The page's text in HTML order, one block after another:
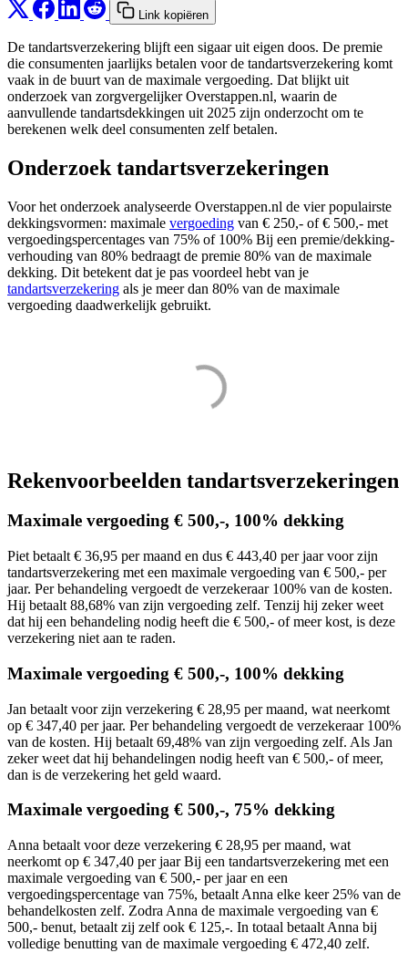
Link kopiëren
De tandartsverzekering blijft een sigaar uit eigen doos. De premie
die consumenten jaarlijks betalen voor de tandartsverzekering komt
vaak in de buurt van de maximale vergoeding. Dat blijkt uit
onderzoek van zorgvergelijker Overstappen.nl, waarin de
aanvullende tandartsdekkingen uit 2025 zijn onderzocht om te
berekenen welk deel consumenten zelf betalen.
Onderzoek tandartsverzekeringen
Voor het onderzoek analyseerde Overstappen.nl de vier populairste
dekkingsvormen: maximale vergoeding van € 250,- of € 500,- met
vergoedingspercentages van 75% of 100% Bij een premie/dekking-
verhouding van 80% bedraagt de premie 80% van de maximale
dekking. Dit betekent dat je pas voordeel hebt van je
tandartsverzekering als je meer dan 80% van de maximale
vergoeding daadwerkelijk gebruikt.
Rekenvoorbeelden tandartsverzekeringen
Maximale vergoeding € 500,-, 100% dekking
Piet betaalt € 36,95 per maand en dus € 443,40 per jaar voor zijn
tandartsverzekering met een maximale vergoeding van € 500,- per
jaar. Per behandeling vergoedt de verzekeraar 100% van de kosten.
Hij betaalt 88,68% van zijn vergoeding zelf. Tenzij hij zeker weet
dat hij een behandeling nodig heeft die € 500,- of meer kost, is deze
verzekering niet aan te raden.
Maximale vergoeding € 500,-, 100% dekking
Jan betaalt voor zijn verzekering € 28,95 per maand, wat neerkomt
op € 347,40 per jaar. Per behandeling vergoedt de verzekeraar 100%
van de kosten. Hij betaalt 69,48% van zijn vergoeding zelf. Als Jan
zeker weet dat hij behandelingen nodig heeft van € 500,- of meer,
dan is de verzekering het geld waard.
Maximale vergoeding € 500,-, 75% dekking
Anna betaalt voor deze verzekering € 28,95 per maand, wat
neerkomt op € 347,40 per jaar Bij een tandartsverzekering met een
maximale vergoeding van € 500,- per jaar en een
vergoedingspercentage van 75%, betaalt Anna elke keer 25% van de
behandelkosten zelf. Zodra Anna de maximale vergoeding van €
500,- benut, betaalt zij zelf ook € 125,-. In totaal betaalt Anna bij
volledige benutting van de maximale vergoeding € 472,40 zelf.